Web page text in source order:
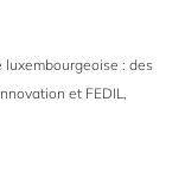
luxembourgeoise : des
et FEDIL,